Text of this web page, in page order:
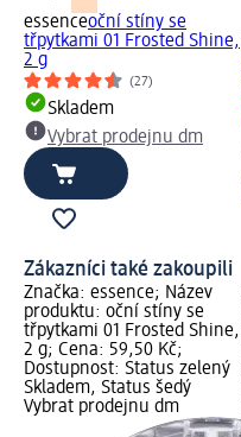
essenceoční stíny se
třpytkami 01 Frosted Shine,
2 g
(27)
Skladem
Vybrat prodejnu dm
Zákazníci také zakoupili
Značka: essence; Název
produktu: oční stíny se
třpytkami 01 Frosted Shine,
2 g; Cena: 59,50 Kč;
Dostupnost: Status zelený
Skladem, Status šedý
Vybrat prodejnu dm